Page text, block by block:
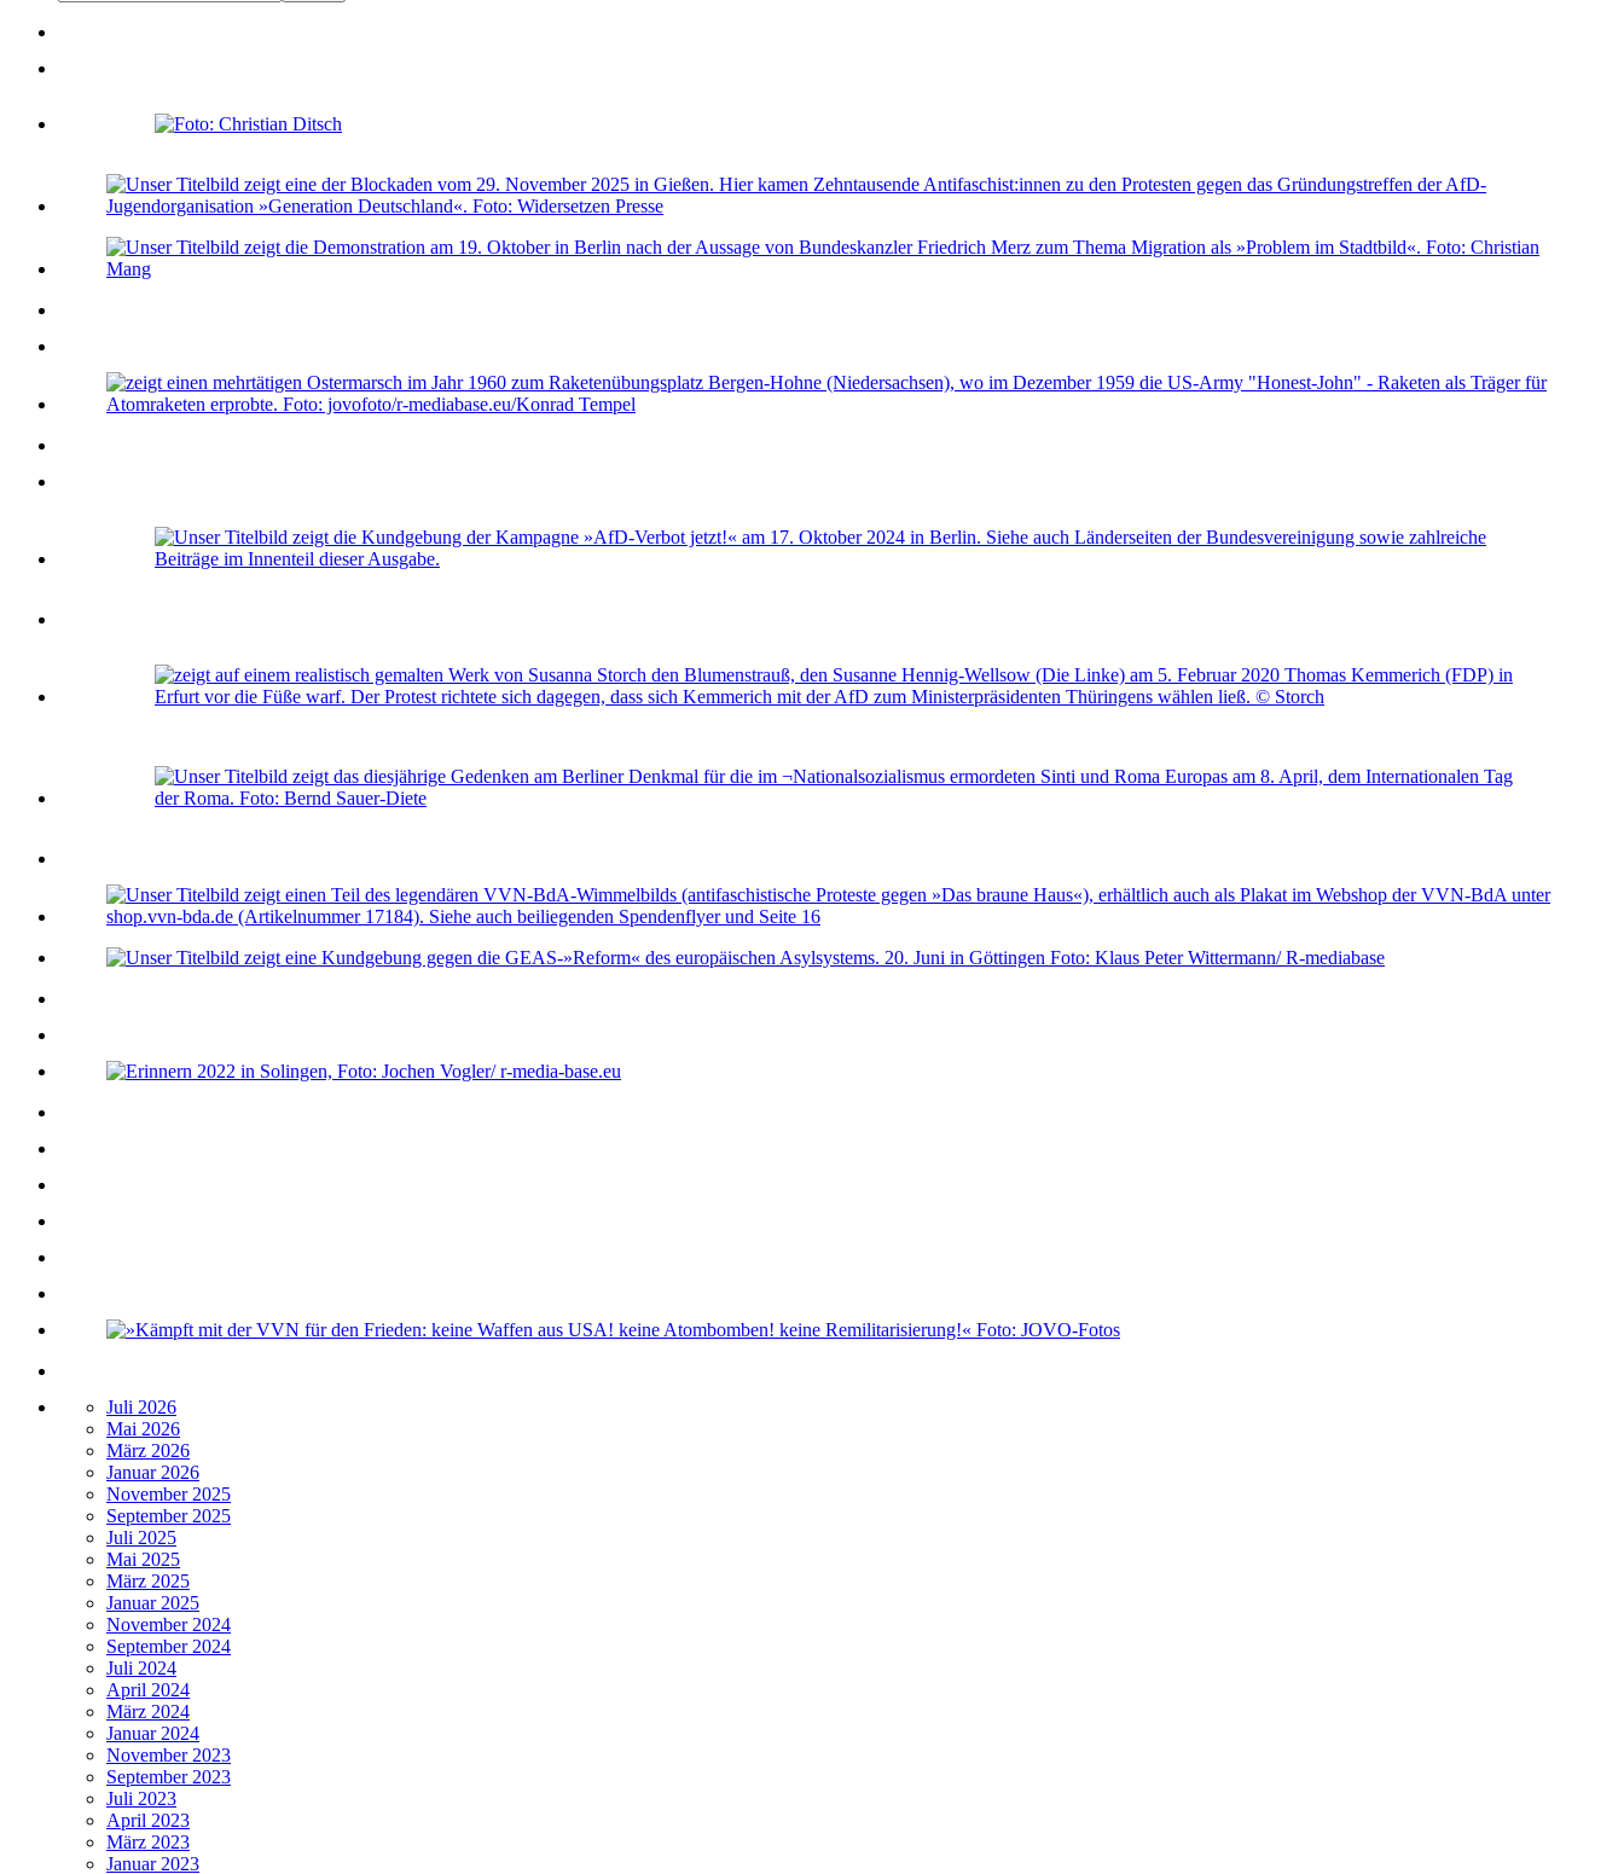
Juli 2026
Mai 2026
März 2026
Januar 2026
November 2025
September 2025
Juli 2025
Mai 2025
März 2025
Januar 2025
November 2024
September 2024
Juli 2024
April 2024
März 2024
Januar 2024
November 2023
September 2023
Juli 2023
April 2023
März 2023
Januar 2023